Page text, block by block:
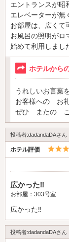
エントランスが
エレベーターが
お部屋は、広くて
お風呂の照明がロ
始めて利用しまし
ホテルから
うれしいお言葉
お客様への お
ぜひ またの ご
投稿者:dadandaDAさん
ホテル評価
広かった‼️
お部屋：303号室
広かった‼️
投稿者:dadandaDAさん